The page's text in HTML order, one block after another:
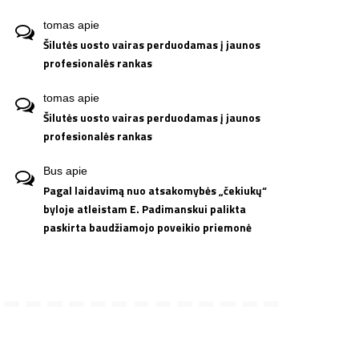
tomas apie
Šilutės uosto vairas perduodamas į jaunos
profesionalės rankas
tomas apie
Šilutės uosto vairas perduodamas į jaunos
profesionalės rankas
Bus apie
Pagal laidavimą nuo atsakomybės „čekiukų“
byloje atleistam E. Padimanskui palikta
paskirta baudžiamojo poveikio priemonė